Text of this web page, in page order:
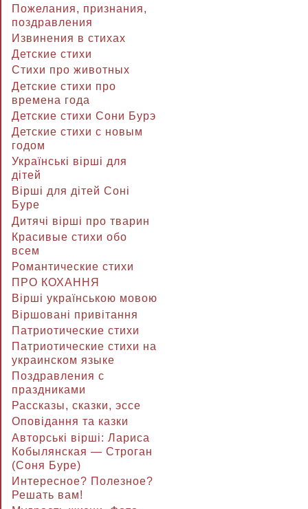
Пожелания, признания,
поздравления
Извинения в стихах
Детские стихи
Стихи про животных
Детские стихи про
времена года
Детские стихи Сони Бурэ
Детские стихи с новым
годом
Українські вірші для
дітей
Вірші для дітей Соні
Буре
Дитячі вірші про тварин
Красивые стихи обо
всем
Романтические стихи
ПРО КОХАННЯ
Вірші українською мовою
Віршовані привітання
Патриотические стихи
Патриотические стихи на
украинском языке
Поздравления с
праздниками
Рассказы, сказки, эссе
Оповідання та казки
Авторські вірші: Лариса
Кобылянская — Строган
(Соня Буре)
Интересное? Полезное?
Решать вам!